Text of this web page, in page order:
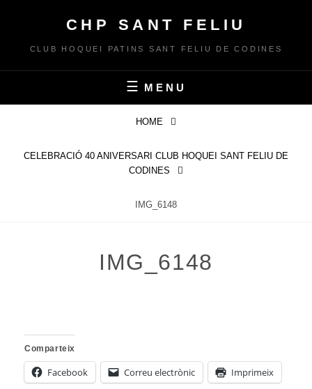
content
CHP SANT FELIU
CLUB HOQUEI PATINS SANT FELIU DE CODINES
MENU
HOME
CELEBRACIÓ 40 ANIVERSARI CLUB HOQUEI SANT FELIU DE
CODINES
IMG_6148
IMG_6148
Comparteix
Facebook Correu electrònic Imprimeix